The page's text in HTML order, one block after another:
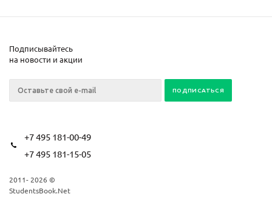
Подписывайтесь
на новости и акции
+7 495 181-00-49
+7 495 181-15-05
2011- 2026 ©
StudentsBook.Net